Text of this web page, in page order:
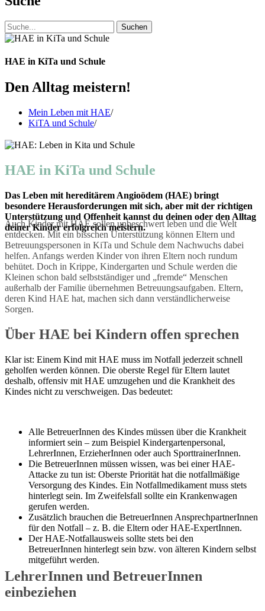
Suchen
HAE in KiTa und Schule
Den Alltag meistern!
Mein Leben mit HAE/
KiTA und Schule/
0
HAE in KiTa und Schule
Das Leben mit hereditärem Angioödem (HAE) bringt
besondere Herausforderungen mit sich, aber mit der richtigen
Unterstützung und Offenheit kannst du deinen oder den Alltag
deiner Kinder erfolgreich meistern.
Auch Kinder mit HAE sollen unbeschwert leben und die Welt
entdecken. Mit ein bisschen Unterstützung können Eltern und
Betreuungspersonen in KiTa und Schule dem Nachwuchs dabei
helfen. Anfangs werden Kinder von ihren Eltern noch rundum
behütet. Doch in Krippe, Kindergarten und Schule werden die
Kleinen schon bald selbstständiger und „fremde“ Menschen
außerhalb der Familie übernehmen Betreuungsaufgaben. Eltern,
deren Kind HAE hat, machen sich dann verständlicherweise
Sorgen.
Über HAE bei Kindern offen sprechen
Klar ist: Einem Kind mit HAE muss im Notfall jederzeit schnell
geholfen werden können. Die oberste Regel für Eltern lautet
deshalb, offensiv mit HAE umzugehen und die Krankheit des
Kindes nicht zu verschweigen. Das bedeutet:
Alle BetreuerInnen des Kindes müssen über die Krankheit
informiert sein – zum Beispiel Kindergartenpersonal,
LehrerInnen, ErzieherInnen oder auch SporttrainerInnen.
Die BetreuerInnen müssen wissen, was bei einer HAE-
Attacke zu tun ist: Oberste Priorität hat die notfallmäßige
Versorgung des Kindes. Ein Notfallmedikament muss stets
hinterlegt sein. Im Zweifelsfall sollte ein Krankenwagen
gerufen werden.
Zusätzlich brauchen die BetreuerInnen AnsprechpartnerInnen
für den Notfall – z. B. die Eltern oder HAE-ExpertInnen.
Der HAE-Notfallausweis sollte stets bei den
BetreuerInnen hinterlegt sein bzw. von älteren Kindern selbst
mitgeführt werden.
LehrerInnen und BetreuerInnen
einbeziehen